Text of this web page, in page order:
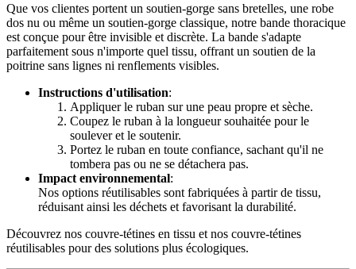
Que vos clientes portent un soutien-gorge sans bretelles, une robe
dos nu ou même un soutien-gorge classique, notre bande thoracique
est conçue pour être invisible et discrète. La bande s'adapte
parfaitement sous n'importe quel tissu, offrant un soutien de la
poitrine sans lignes ni renflements visibles.
Instructions d'utilisation:
Appliquer le ruban sur une peau propre et sèche.
Coupez le ruban à la longueur souhaitée pour le
soulever et le soutenir.
Portez le ruban en toute confiance, sachant qu'il ne
tombera pas ou ne se détachera pas.
Impact environnemental:
Nos options réutilisables sont fabriquées à partir de tissu,
réduisant ainsi les déchets et favorisant la durabilité.
Découvrez nos couvre-tétines en tissu et nos couvre-tétines
réutilisables pour des solutions plus écologiques.